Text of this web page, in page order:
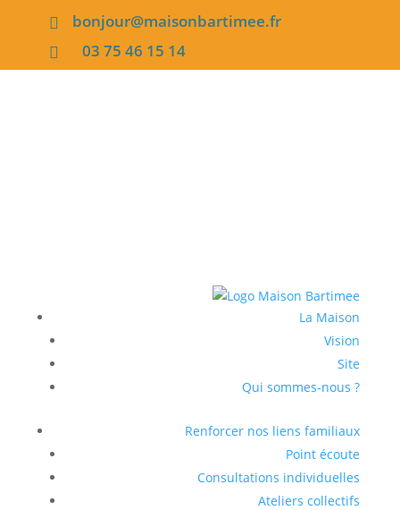
 bonjour@maisonbartimee.fr
 03 75 46 15 14
La Maison
Vision
Site
Qui sommes-nous ?
Renforcer nos liens familiaux
Point écoute
Consultations individuelles
Ateliers collectifs